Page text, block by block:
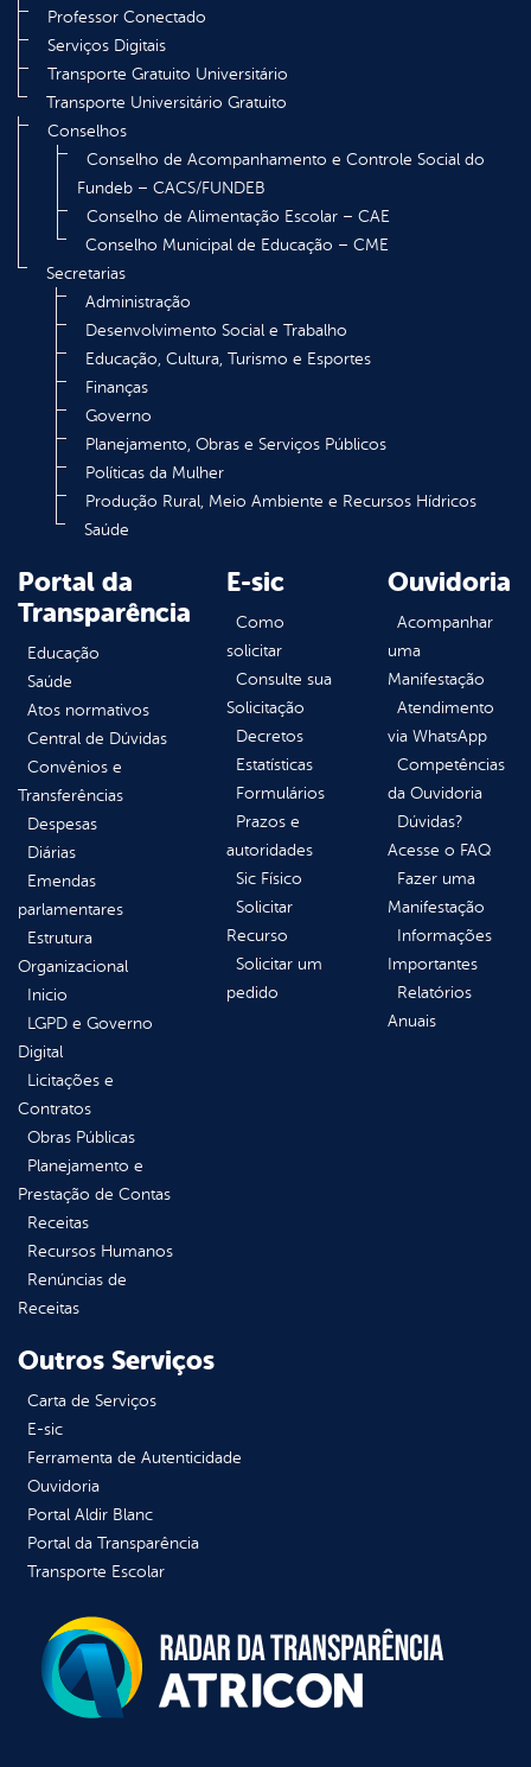
Professor Conectado
Serviços Digitais
Transporte Gratuito Universitário
Transporte Universitário Gratuito
Conselhos
Conselho de Acompanhamento e Controle Social do
Fundeb – CACS/FUNDEB
Conselho de Alimentação Escolar – CAE
Conselho Municipal de Educação – CME
Secretarias
Administração
Desenvolvimento Social e Trabalho
Educação, Cultura, Turismo e Esportes
Finanças
Governo
Planejamento, Obras e Serviços Públicos
Políticas da Mulher
Produção Rural, Meio Ambiente e Recursos Hídricos
Saúde
Portal da
Transparência
Educação
Saúde
Atos normativos
Central de Dúvidas
Convênios e
Transferências
Despesas
Diárias
Emendas
parlamentares
Estrutura
Organizacional
Inicio
LGPD e Governo
Digital
Licitações e
Contratos
Obras Públicas
Planejamento e
Prestação de Contas
Receitas
Recursos Humanos
Renúncias de
Receitas
E-sic
Como
solicitar
Consulte sua
Solicitação
Decretos
Estatísticas
Formulários
Prazos e
autoridades
Sic Físico
Solicitar
Recurso
Solicitar um
pedido
Ouvidoria
Acompanhar
uma
Manifestação
Atendimento
via WhatsApp
Competências
da Ouvidoria
Dúvidas?
Acesse o FAQ
Fazer uma
Manifestação
Informações
Importantes
Relatórios
Anuais
Outros Serviços
Carta de Serviços
E-sic
Ferramenta de Autenticidade
Ouvidoria
Portal Aldir Blanc
Portal da Transparência
Transporte Escolar